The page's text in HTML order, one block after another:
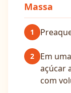
Massa
1
2
Em
açúcar
com